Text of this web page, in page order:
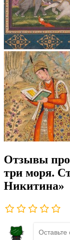
Отзывы про
три моря.
Никитина»